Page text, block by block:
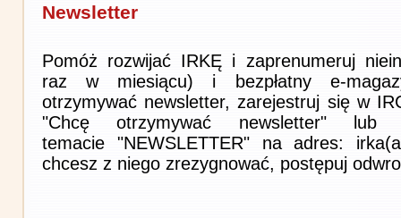
Newsletter
Pomóż rozwijać IRKĘ i zaprenumeruj
raz w miesiącu) i bezpłatny e-
otrzymywać newsletter, zarejestruj się w
"Chcę otrzymywać newsletter"
temacie "NEWSLETTER" na adres:
chcesz z niego zrezygnować, postępuj